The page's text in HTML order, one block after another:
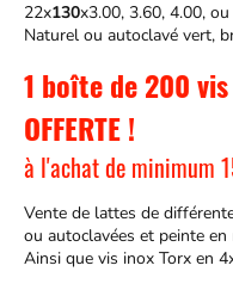
22x130x3.00, 3.60, 4.00,
Naturel ou autoclavé vert,
1 boîte de 200
OFFERTE !
à l'achat de minimum
Vente de lattes de
ou autoclavées et peinte en
Ainsi que vis inox Torx en